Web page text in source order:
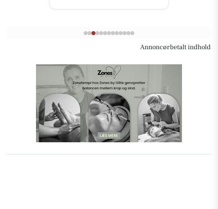
Annoncørbetalt indhold